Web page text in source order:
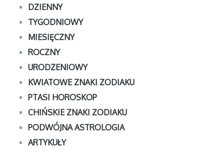
DZIENNY
TYGODNIOWY
MIESIĘCZNY
ROCZNY
URODZENIOWY
KWIATOWE ZNAKI ZODIAKU
PTASI HOROSKOP
CHIŃSKIE ZNAKI ZODIAKU
PODWÓJNA ASTROLOGIA
ARTYKUŁY